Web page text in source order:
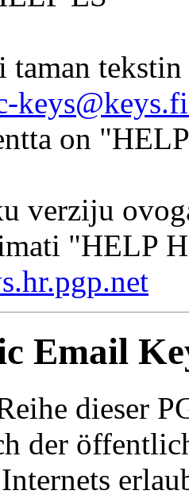
taman
on
verziju
"HELP
Email
dieser
der